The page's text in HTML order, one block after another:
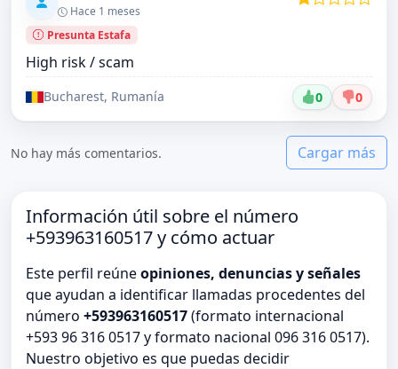
Hace 1 meses
Presunta Estafa
High risk / scam
Bucharest, Rumanía 0 0
No hay más comentarios. Cargar más
Información útil sobre el número
+593963160517 y cómo actuar
Este perfil reúneopiniones, denuncias y señales
que ayudan a identificar llamadas procedentes del
número +593963160517(formato internacional
+593 96 316 0517 y formato nacional 096 316 0517).
Nuestro objetivo es que puedas decidir